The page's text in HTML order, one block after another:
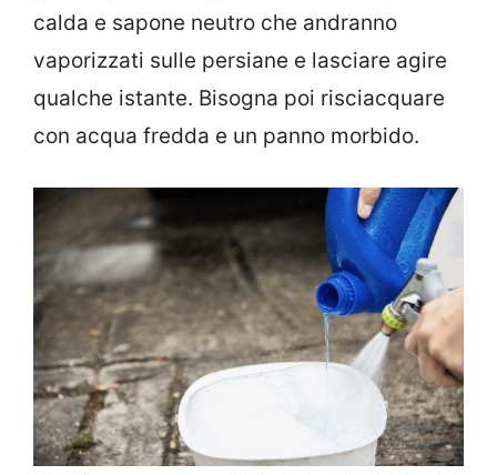
calda e sapone neutro che andranno
vaporizzati sulle persiane e lasciare agire
qualche istante. Bisogna poi risciacquare
con acqua fredda e un panno morbido.